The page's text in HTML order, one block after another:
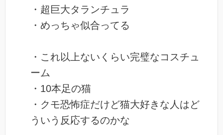
・超巨大タランチュラ
・めっちゃ似合ってる
・これ以上ないくらい完璧なコスチュ
ーム
・10本足の猫
・クモ恐怖症だけど猫大好きな人はど
ういう反応するのかな